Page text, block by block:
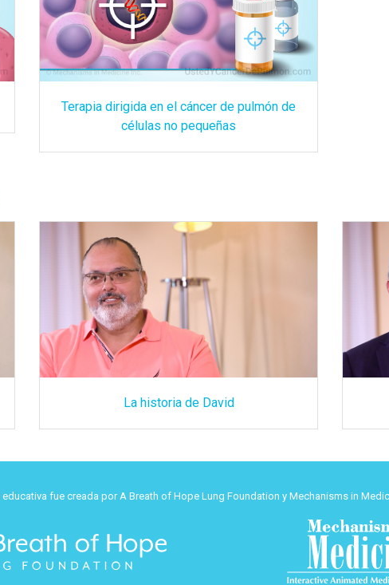
Terapia dirigida en el cáncer de pulmón de
células no pequeñas
La historia de David
fue creada por A Breath of Hope Lung Foundation y Mechanisms in